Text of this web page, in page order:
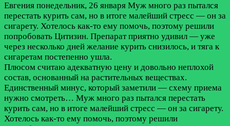
Евгения понедельник, 26 января Муж много раз пытался
перестать курить сам, но в итоге малейший стресс — он за
сигарету. Хотелось как-то ему помочь, поэтому решили
попробовать Цитизин. Препарат приятно удивил — уже
через несколько дней желание курить снизилось, и тяга к
сигаретам постепенно ушла.
Плюсом считаю адекватную цену и довольно неплохой
состав, основанный на растительных веществах.
Единственный минус, который заметили — схему приема
нужно смотреть… Муж много раз пытался перестать
курить сам, но в итоге малейший стресс — он за сигарету.
Хотелось как-то ему помочь, поэтому решили